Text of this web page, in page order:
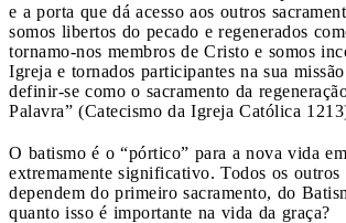
e a porta que dá acesso aos outros
somos libertos do pecado e regenerados
tornamo-nos membros de Cristo e somos
Igreja e tornados participantes na sua
definir-se como o sacramento da
Palavra” (Catecismo da Igreja Católica
O batismo é o “pórtico” para a nova vida
extremamente significativo. Todos os outros
dependem do primeiro sacramento, do
quanto isso é importante na vida da graça?